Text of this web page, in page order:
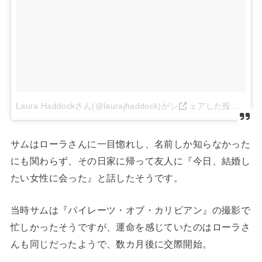
Laura Haddockさん(@laurajhaddock)がシ ェアした投稿
サムはローラさんに一目惚れし、名前しか知らなかった
にも関わらず、その日家に帰って友人に『今日、結婚し
たい女性に会った』と話したそうです。
当時サムは『パイレーツ・オブ・カリビアン』の撮影で
忙しかったそうですが、運命を感じていたのはローラさ
んも同じだったようで、数カ月後に交際開始。